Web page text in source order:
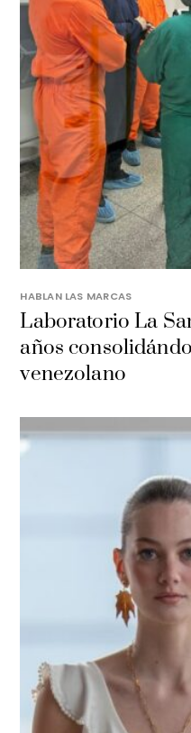
HABLAN LAS MARCAS
Laboratorio La
años
venezolano